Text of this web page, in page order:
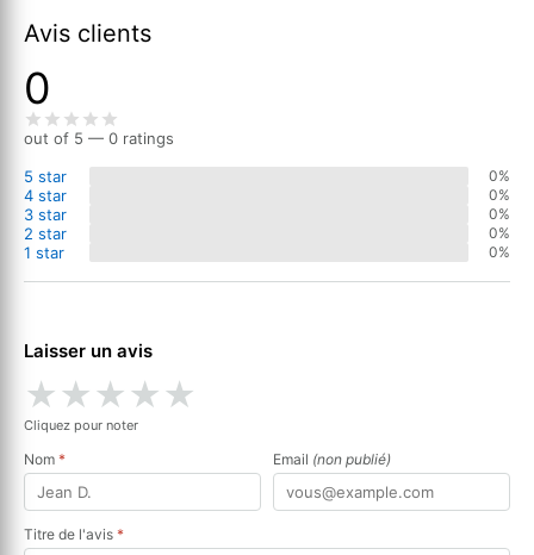
Avis clients
0
out of 5 — 0 ratings
5 star
0%
4 star 0%
3 star 0%
2 star 0%
1 star 0%
Laisser un avis
★★★★★
Cliquez pour noter
Nom * Email (non publié)
Titre de l'avis *